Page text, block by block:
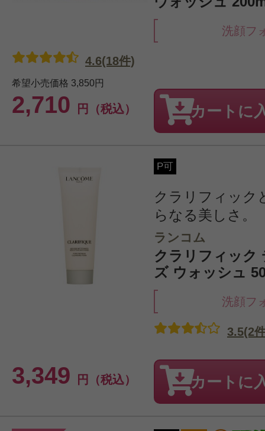
洗顔フ
希望小売価格 3,850円
2,710 円（税込）
4.6(18件)
カートに
P可
クラリフィック
らなる美しさ。
ランコム
クラリフィック
ズ ウォッシュ
洗顔フ
3,349 円（税込）
3.5(2
カートに